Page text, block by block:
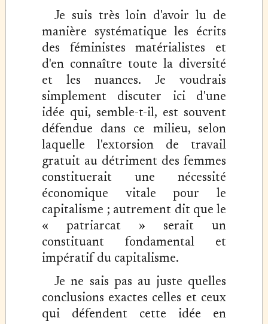
Je suis très loin d'avoir lu de
manière systématique les écrits
des féministes matérialistes et
d'en connaître toute la diversité
et les nuances. Je voudrais
simplement discuter ici d'une
idée qui, semble-t-il, est souvent
défendue dans ce milieu, selon
laquelle l'extorsion de travail
gratuit au détriment des femmes
constituerait une nécessité
économique vitale pour le
capitalisme ; autrement dit que le
« patriarcat » serait un
constituant fondamental et
impératif du capitalisme.
Je ne sais pas au juste quelles
conclusions exactes celles et ceux
qui défendent cette idée en